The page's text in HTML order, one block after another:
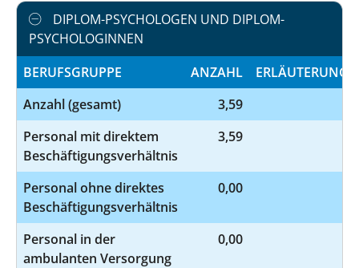
DIPLOM-PSYCHOLOGEN UND DIPLOM-
PSYCHOLOGINNEN
BERUFSGRUPPE
ANZAHL
ERLÄUTERUNG
Anzahl (gesamt)
3,59
Personal mit direktem
Beschäftigungsverhältnis
3,59
Personal ohne direktes
Beschäftigungsverhältnis
0,00
Personal in der
ambulanten Versorgung
0,00